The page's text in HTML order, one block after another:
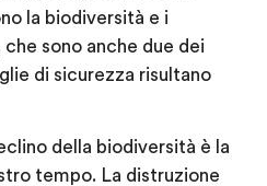
la biodiversità e i
sono anche due dei
di sicurezza risultano
della biodiversità è la
tempo. La distruzione